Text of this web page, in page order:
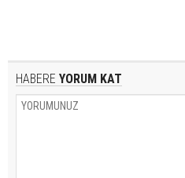
HABERE YORUM KAT